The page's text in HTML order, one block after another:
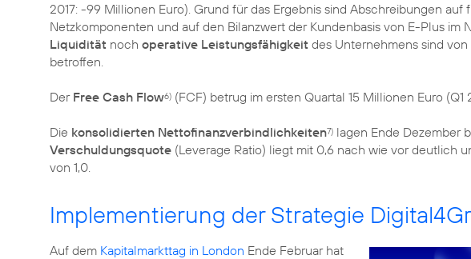
2017: -99 Millionen Euro). Grund für das Ergebnis sind Abschreibungen auf
Netzkomponenten und auf den Bilanzwert der Kundenbasis von E-Plus im
Liquidität noch operative Leistungsfähigkeit des Unternehmens sind
betroffen.
Der Free Cash Flow6) (FCF) betrug im ersten Quartal 15 Millionen Euro (Q1
Die konsolidierten Nettofinanzverbindlichkeiten7) lagen Ende Dezember
Verschuldungsquote (Leverage Ratio) liegt mit 0,6 nach wie vor deutlich
von 1,0.
Implementierung der Strategie
Auf dem Kapitalmarkttag in London Ende Februar hat